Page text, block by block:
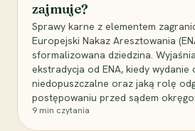
zajmuje?
Sprawy karne z elementem
Europejski Nakaz Aresztowania
sformalizowana dziedzina.
ekstradycja od ENA, kiedy wydanie
niedopuszczalne oraz jaką rolę
postępowaniu przed sądem
9 min czytania